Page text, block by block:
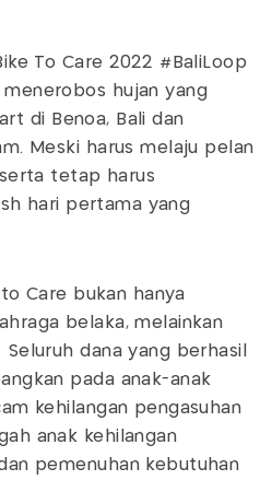
To Care 2022 #BaliLoop
hujan yang
di Benoa, Bali dan
Meski harus melaju pelan
tetap harus
hari pertama yang
Care bukan hanya
belaka, melainkan
dana yang berhasil
pada anak-anak
kehilangan pengasuhan
anak kehilangan
pemenuhan kebutuhan